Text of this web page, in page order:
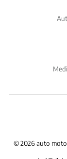
©2026 auto